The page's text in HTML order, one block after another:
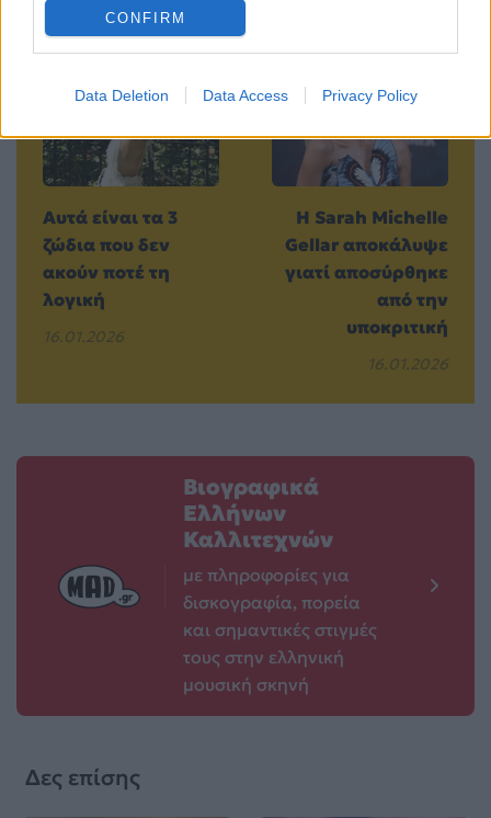
CONFIRM
Data Deletion Data Access Privacy Policy
Προηγούμενο
Αυτά είναι τα 3
ζώδια που δεν
ακούν ποτέ τη
λογική
16.01.2026
Η Sarah Michelle
Gellar αποκάλυψε
γιατί αποσύρθηκε
από την
υποκριτική
16.01.2026
Βιογραφικά
Ελλήνων
Καλλιτεχνών
με πληροφορίες για
δισκογραφία, πορεία
και σημαντικές στιγμές
τους στην ελληνική
μουσική σκηνή
Δες επίσης